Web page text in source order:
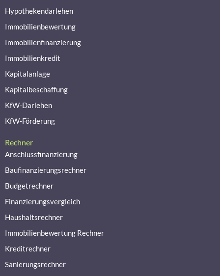
Hypothekendarlehen
Immobilienbewertung
Immobilienfinanzierung
Immobilienkredit
Kapitalanlage
Kapitalbeschaffung
KfW-Darlehen
KfW-Förderung
Rechner
Anschlussfinanzierung
Baufinanzierungsrechner
Budgetrechner
Finanzierungsvergleich
Haushaltsrechner
Immobilienbewertung Rechner
Kreditrechner
Sanierungsrechner